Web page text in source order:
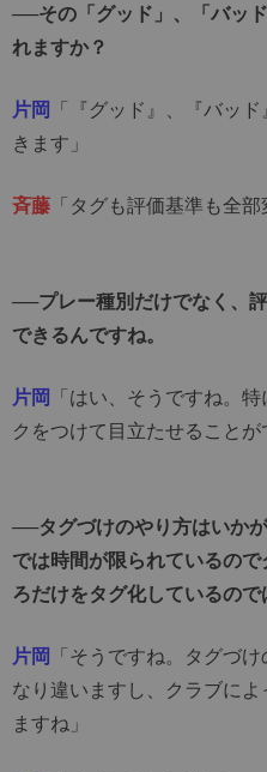
──その「グッド」、「バッ
れますか？
片岡 「『グッド』、『バッ
きます」
斉藤 「タグも評価基準も全部
──プレー種別だけでなく、
できるんですね。
片岡 「はい、そうですね。
クをつけて目立たせることが
──タグづけのやり方はいか
では時間が限られているの
ろだけをタグ化しているの
片岡 「そうですね。タグづ
なり違いますし、クラブに
ますね」